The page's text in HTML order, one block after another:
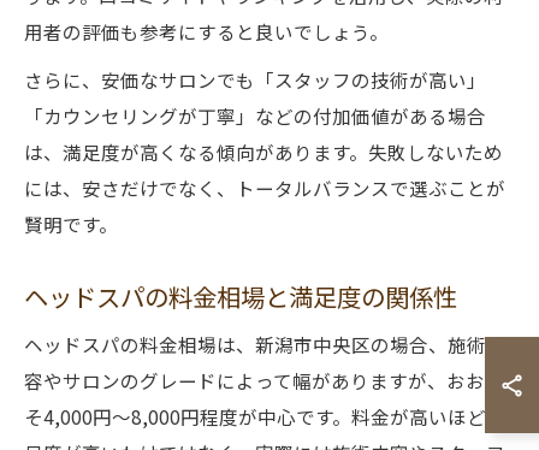
用者の評価も参考にすると良いでしょう。
さらに、安価なサロンでも「スタッフの技術が高い」
「カウンセリングが丁寧」などの付加価値がある場合
は、満足度が高くなる傾向があります。失敗しないため
には、安さだけでなく、トータルバランスで選ぶことが
賢明です。
ヘッドスパの料金相場と満足度の関係性
ヘッドスパの料金相場は、新潟市中央区の場合、施術内
容やサロンのグレードによって幅がありますが、おおよ
そ4,000円〜8,000円程度が中心です。料金が高いほど満